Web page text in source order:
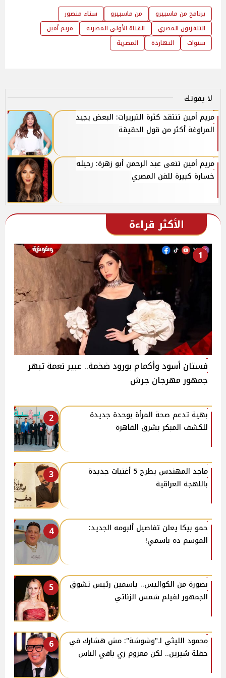
برنامج من ماسبيرو من ماسبيرو
سناء منصور
التلفزيون المصري
القناة الأولى المصرية
مريم أمين
سنوات
النهاردة المصرية
لا يفوتك
مريم أمين تنتقد كثرة التبريرات: البعض يجيد
المراوغة أكثر من قول الحقيقة
مريم أمين تنعى عبد الرحمن أبو زهرة: رحيله
خسارة كبيرة للفن المصري
الأكثر قراءة
1
فستان أسود وأكمام بورود ضخمة.. عبير نعمة تبهر
جمهور مهرجان جرش
2
بهية تدعم صحة المرأة بوحدة جديدة
للكشف المبكر بشرق القاهرة
3
ماجد المهندس يطرح 5 أغنيات جديدة
باللهجة العراقية
4
حمو بيكا يعلن تفاصيل ألبومه الجديد:
الموسم ده باسمي!
5
بصورة من الكواليس.. ياسمين رئيس تشوق
الجمهور لفيلم شمس الزناتي
6
محمود الليثي لـ"وشوشة": مش هشارك في
حفلة شيرين.. لكن معزوم زي باقي الناس